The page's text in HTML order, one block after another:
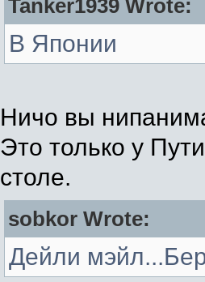
Tanker1939 Wrote:
В Японии
Ничо вы
Это только у
столе.
sobkor Wrote:
Дейли